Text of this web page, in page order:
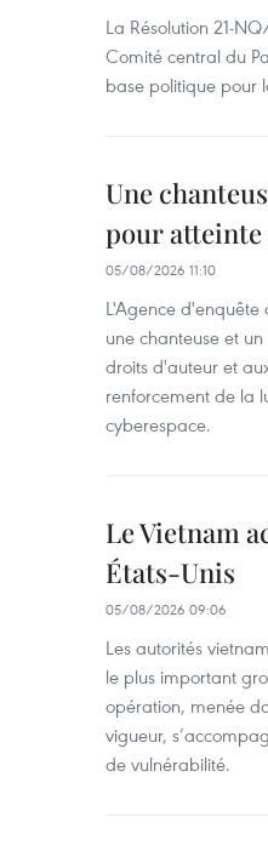
La Résolution 21-
Comité central du
base politique pour
Une
pour atteinte
05/08/2026 11:10
L'Agence d'enquête
une chanteuse et
droits d'auteur et
renforcement de la
cyberespace.
Le Vietnam
États-Unis
05/08/2026 09:06
Les autorités
le plus important
opération, menée
vigueur,
de vulnérabilité.